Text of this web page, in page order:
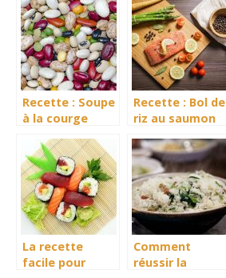
Recette : Soupe
à la courge
haricots blancs
Recette : Bol de
riz au saumon
gingembre et
citron vert
La recette
facile pour
Comment
réussir la